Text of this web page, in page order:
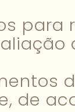
para
de